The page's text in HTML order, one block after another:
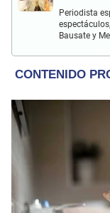
Periodista
Bausate y
producción